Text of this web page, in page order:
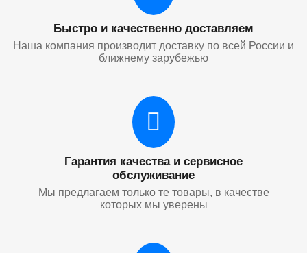
Быстро и качественно доставляем
Наша компания производит доставку по всей России и
ближнему зарубежью
Гарантия качества и сервисное
обслуживание
Мы предлагаем только те товары, в качестве
которых мы уверены